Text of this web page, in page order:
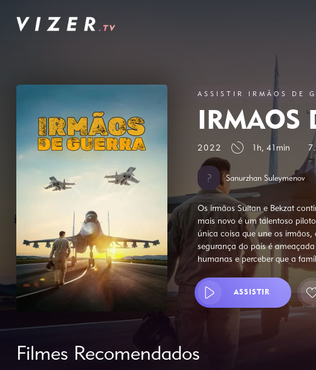
ASSISTIR IRMÃOS DE
IRMÃOS
2022 1h, 41min
Sanurzhan Suleymenov
Os irmãos Sultan e Bekzat
mais novo é um talentoso
única coisa que une os
segurança do país é
humanas e perceber que a
ASSISTIR
Filmes Recomendados